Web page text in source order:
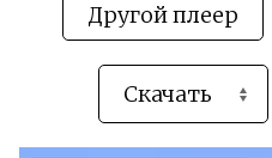
Другой плеер